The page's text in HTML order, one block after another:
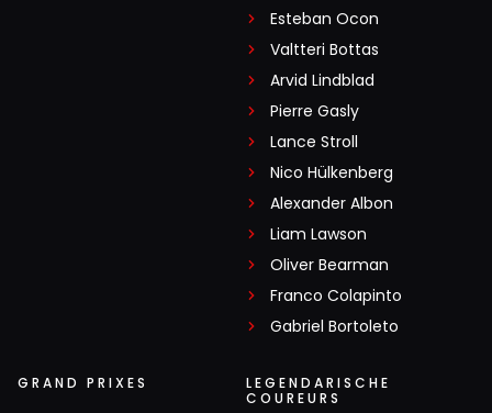
Esteban Ocon
Valtteri Bottas
Arvid Lindblad
Pierre Gasly
Lance Stroll
Nico Hülkenberg
Alexander Albon
Liam Lawson
Oliver Bearman
Franco Colapinto
Gabriel Bortoleto
GRAND PRIXES
LEGENDARISCHE
COUREURS